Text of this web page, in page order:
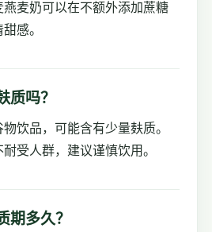
麦奶可以在不额外添加蔗糖
感。
质吗？
饮品，可能含有少量麸质。
受人群，建议谨慎饮用。
期多久？